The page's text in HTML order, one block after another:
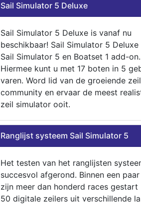
Sail Simulator 5 Deluxe
Sail Simulator 5 Deluxe is vanaf nu
beschikbaar! Sail Simulator 5
Sail Simulator 5 en Boatset 1 add-on.
Hiermee kunt u met 17 boten in 5
varen. Word lid van de groeiende zeil
community en ervaar de meest
zeil simulator ooit.
Ranglijst systeem Sail Simulator 5
Het testen van het ranglijsten
succesvol afgerond. Binnen een
zijn meer dan honderd races gestart
50 digitale zeilers uit verschillende